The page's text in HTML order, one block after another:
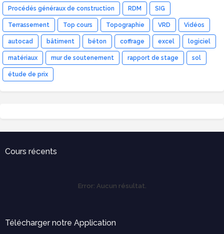
Procédés généraux de construction RDM SIG
Terrassement Top cours Topographie VRD Vidéos
autocad bâtiment béton coffrage excel logiciel
matériaux mur de soutenement rapport de stage sol
étude de prix
Cours récents
Error: Aucun résultat.
Télécharger notre Application